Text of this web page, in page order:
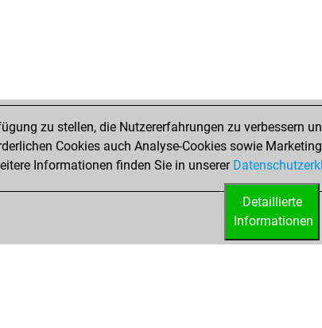
zu stellen, die Nutzererfahrungen zu verbessern
Cookies auch Analyse-Cookies sowie
Informationen finden Sie in unserer
Detaillierte
Informationen